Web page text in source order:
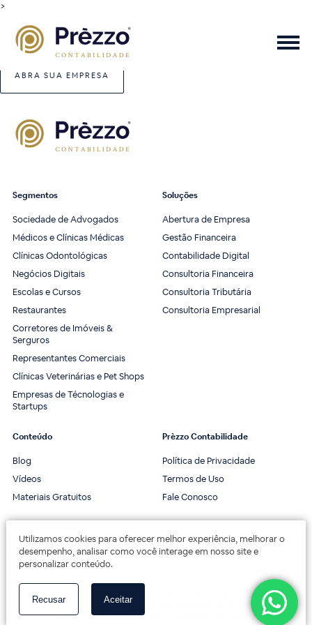
>
Utilizamos cookies para oferecer melhor experiência, melhorar o
desempenho, analisar como você interage em nosso site e
personalizar conteúdo.
Recusar Aceitar
ABRA SUA EMPRESA
Segmentos
Sociedade de Advogados
Médicos e Clínicas Médicas
Clínicas Odontológicas
Negócios Digitais
Escolas e Cursos
Restaurantes
Corretores de Imóveis &
Serguros
Representantes Comerciais
Clínicas Veterinárias e Pet Shops
Empresas de Técnologias e
Startups
Soluções
Abertura de Empresa
Gestão Financeira
Contabilidade Digital
Consultoria Financeira
Consultoria Tributária
Consultoria Empresarial
Conteúdo
Blog
Vídeos
Materiais Gratuitos
Prèzzo Contabilidade
Política de Privacidade
Termos de Uso
Fale Conosco
© 2020 Prèzzo Contabilidade. Todos os direitos reservados.
Av. das Américas, 3443, 2º andar, Bloco 3B, Sala 202. Barra da Tijuca, Rio de Janeiro.
Av. das Américas, 18000 - Centro Empresarial One Offices.